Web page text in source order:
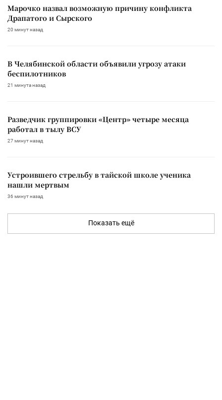
Марочко назвал возможную причину конфликта
Драпатого и Сырского
20 минут назад
В Челябинской области объявили угрозу атаки
беспилотников
21 минута назад
Разведчик группировки «Центр» четыре месяца
работал в тылу ВСУ
27 минут назад
Устроившего стрельбу в тайской школе ученика
нашли мертвым
36 минут назад
Показать ещё